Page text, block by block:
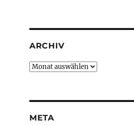
ARCHIV
Archiv
META